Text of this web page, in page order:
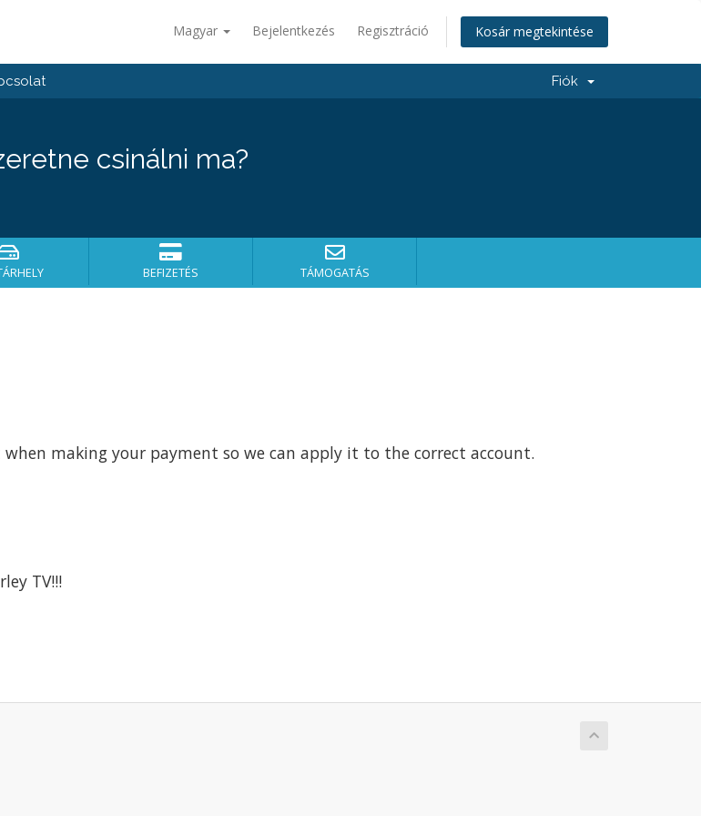
Magyar Bejelentkezés Regisztráció Kosár megtekintése
Fiók
csinálni ma?
BEFIZETÉS TÁMOGATÁS
making your payment so we can apply it to the correct account.
TV!!!